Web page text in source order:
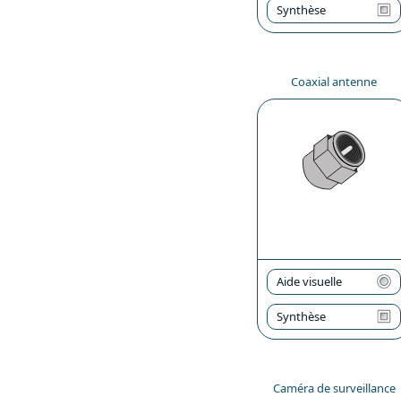
Synthèse
Coaxial antenne
Aide visuelle
Synthèse
Caméra de surveillance